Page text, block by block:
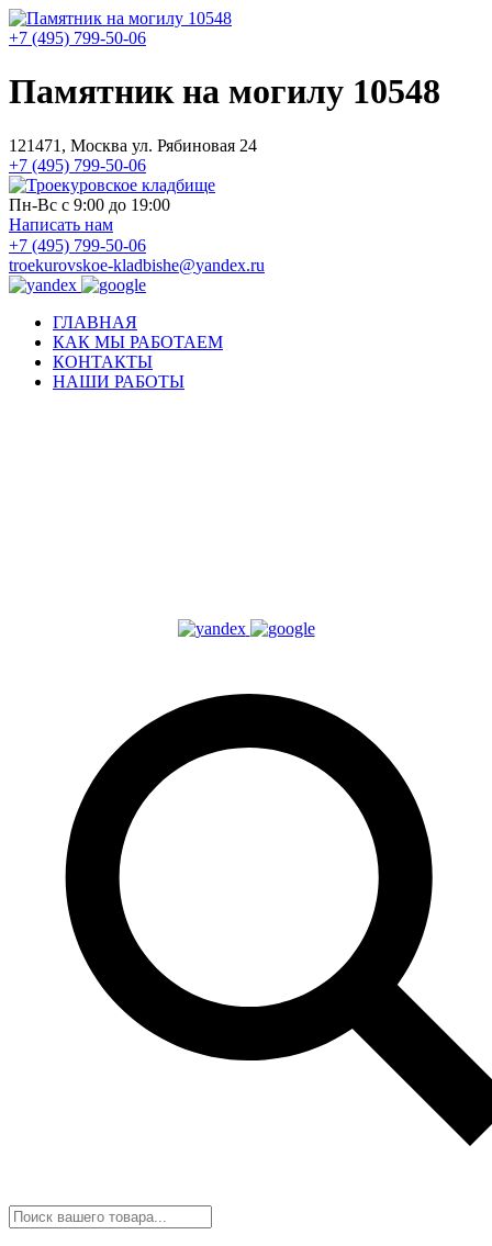
+7 (495) 799-50-06
Памятник на могилу 10548
121471, Москва ул. Рябиновая 24
+7 (495) 799-50-06
Пн-Вс с 9:00 до 19:00
Написать нам
+7 (495) 799-50-06
troekurovskoe-kladbishe@yandex.ru
ГЛАВНАЯ
КАК МЫ РАБОТАЕМ
КОНТАКТЫ
НАШИ РАБОТЫ